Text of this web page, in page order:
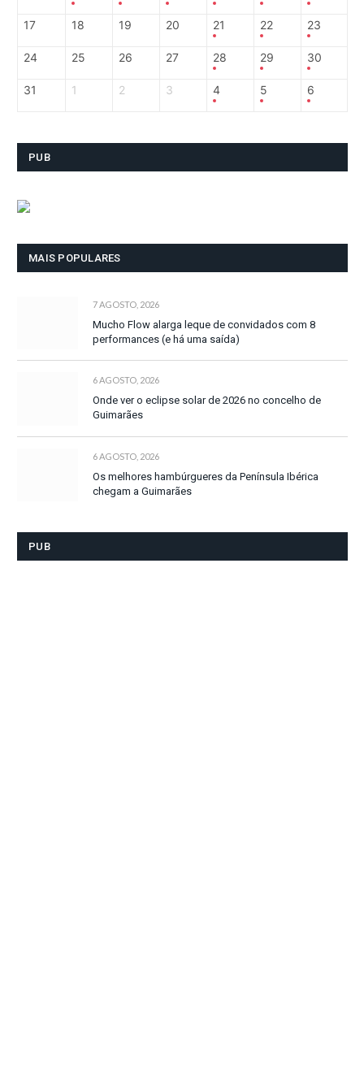
17 18 19 20 21 22 23
24 25 26 27 28 29 30
31 1 2 3 4 5 6
PUB
MAIS POPULARES
7 AGOSTO, 2026
Mucho Flow alarga leque de convidados com 8
performances (e há uma saída)
6 AGOSTO, 2026
Onde ver o eclipse solar de 2026 no concelho de
Guimarães
6 AGOSTO, 2026
Os melhores hambúrgueres da Península Ibérica
chegam a Guimarães
PUB